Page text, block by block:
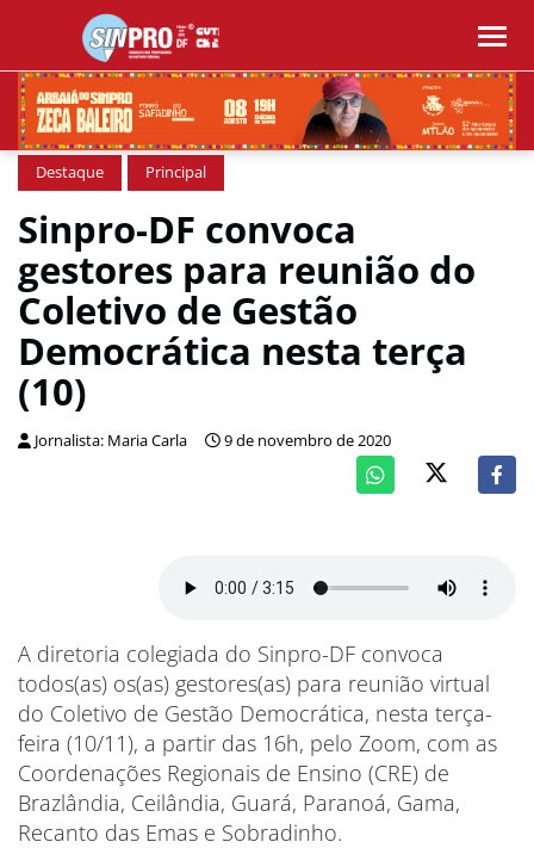
Destaque Principal
Sinpro-DF convoca
gestores para reunião do
Coletivo de Gestão
Democrática nesta terça
(10)
Jornalista: Maria Carla 9 de novembro de 2020
A diretoria colegiada do Sinpro-DF convoca
todos(as) os(as) gestores(as) para reunião virtual
do Coletivo de Gestão Democrática, nesta terça-
feira (10/11), a partir das 16h, pelo Zoom, com as
Coordenações Regionais de Ensino (CRE) de
Brazlândia, Ceilândia, Guará, Paranoá, Gama,
Recanto das Emas e Sobradinho.